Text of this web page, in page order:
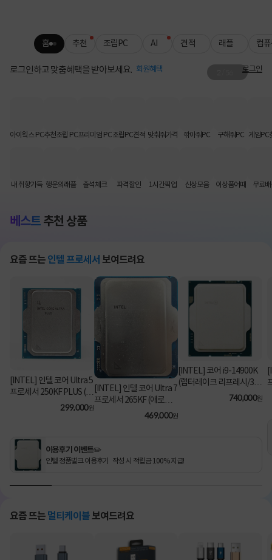
홈 추천 조립PC AI 견적 래플 컴
로그인하고 맞춤혜택을 받아보세요. 회원혜택 로그인
아이웍스 PC추천조립 PC프리미엄 PC조립PC견적 맞춰줘가격 깎아줘PC 구해줘PC 게임PC
내 취향가득 행운의래플 출석체크 파격할인 1시간픽업 신상모음 이상품어때 무료
베스트 추천 상품
요즘 뜨는 인텔 프로세서 보여드려요
[INTEL] 인텔 코어 Ultra 5
프로세서 250KF PLUS (애
로우 레이크/5.3GHz/30M
299,000원
[INTEL] 인텔 코어 Ultra 7
프로세서 265KF (애로우
레이크/3.9GHz/30MB/쿨
469,000원
[INTEL] 코어 i9-14900K
(랩터레이크 리프레시/3.2
GHz/36MB/쿨러 미포함)
740,000원
이용후기 이벤트✏️
인텔 정품벌크 이용후기 작성 시 적립금 100% 지급!
요즘 뜨는 멀티케이블 보여드려요